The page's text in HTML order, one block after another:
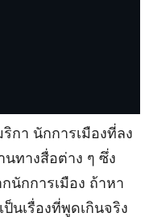
กา นักการเมืองที่ลง
นทางสื่อต่าง ๆ ซึ่ง
นักการเมือง ถ้าหา
นเรื่องที่พูดเกินจริง